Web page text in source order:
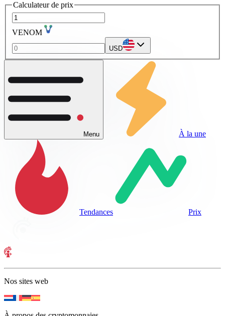
Calculateur de prix
VENOM
USD
Menu À la une
Tendances Prix
Nos sites web